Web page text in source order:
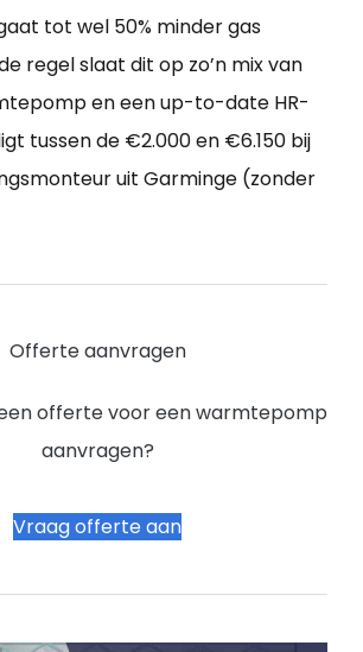
tot wel 50% minder gas
regel slaat dit op zo’n mix van
en een up-to-date HR-
tussen de €2.000 en €6.150 bij
uit Garminge (zonder
Offerte aanvragen
offerte voor een warmtepomp
aanvragen?
Vraag offerte aan